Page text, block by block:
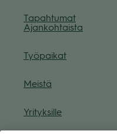
Tapah­tu­mat
Ajan­koh­taista
Työ­pai­kat
Meistä
Yri­tyk­sille